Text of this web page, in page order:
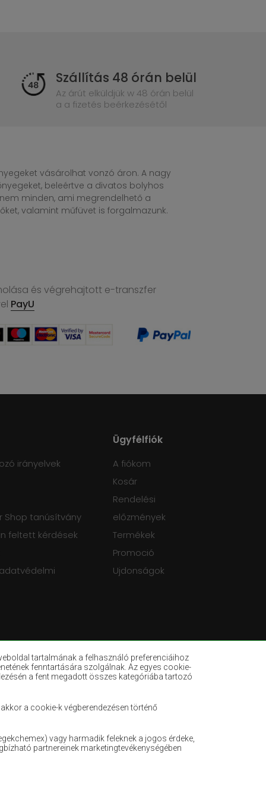
tartalmának a felhasználó preferenciáihoz
fenntartására szolgálnak. Az egyes cookie-
a fent megadott összes kategóriába tartozó
a cookie-k végberendezésen történő
vagy harmadik feleknek a jogos érdeke,
partnereinek marketingtevékenységében
Szállítás 48 órán belül
Az árút elküldjük w 48 órán belül
a a fizetés beérkezésétől
vásárolhat vonzó áron. A nagy
beleértve a divatos bolyhos
minden, ami megrendelhető a
valamint műfüvet is forgalmazunk.
és végrehajtott e-transzfer
PayU
irányelvek
Shop tanúsítvány
feltett kérdések
Ügyfélfiók
A fiókom
Kosár
Rendelési
előzmények
Termékek
Promoció
Ujdonságok
Világosbarna szőnyegek
Terrakotta szőnyegek